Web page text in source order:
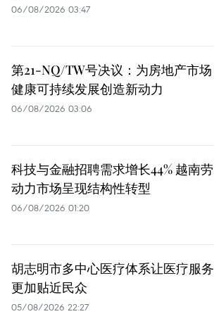
06/08/2026 03:47
第21-NQ/TW号决议：为房地产市场
健康可持续发展创造新动力
06/08/2026 03:06
科技与金融招聘需求增长44% 越南劳
动力市场呈现结构性转型
06/08/2026 01:20
胡志明市多中心医疗体系让医疗服务
更加贴近民众
05/08/2026 22:27